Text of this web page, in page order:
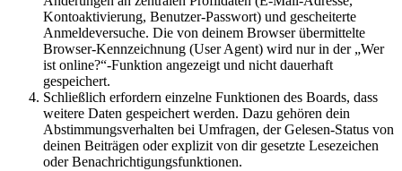
Kontoaktivierung, Benutzer-Passwort) und gescheiterte
Anmeldeversuche. Die von deinem Browser übermittelte
Browser-Kennzeichnung (User Agent) wird nur in der „Wer
ist online?“-Funktion angezeigt und nicht dauerhaft
gespeichert.
Schließlich erfordern einzelne Funktionen des Boards, dass
weitere Daten gespeichert werden. Dazu gehören dein
Abstimmungsverhalten bei Umfragen, der Gelesen-Status von
deinen Beiträgen oder explizit von dir gesetzte Lesezeichen
oder Benachrichtigungsfunktionen.